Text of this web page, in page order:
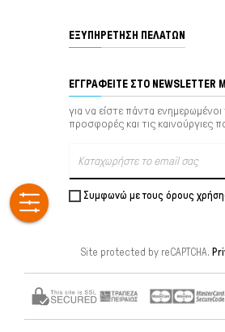
ΕΞΥΠΗΡΈΤΗΣΗ ΠΕΛΑΤΏΝ
ΕΓΓΡΑΦΕΊΤΕ ΣΤΟ NEWSLETTER
για να είστε πάντα ενημερωμένοι
προσφορές και τις καινούργιες
Συμφωνώ με τους όρους
Site protected by reCAPTCHA.